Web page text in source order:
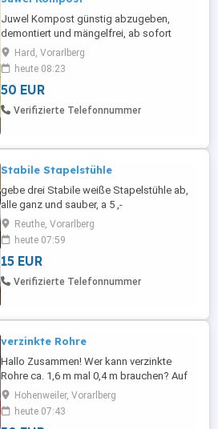
Juwel Kompost günstig abzugeben,
demontiert und mängelfrei, ab sofort
verfügbar, Abholung in Hard - 50,-
alternativ: 40 + Flasche Sekt oder 2
Packung Gummibärchen
Hard, Vorarlberg
heute 08:23
50 EUR
Verifizierte Telefonnummer
Stabile Stapelstühle
gebe drei Stabile weiße Stapelstühle ab,
alle ganz und sauber, a 5 ,-
Reuthe, Vorarlberg
heute 07:59
15 EUR
Verifizierte Telefonnummer
verzinkte Rohre
Hallo Zusammen! Wer kann verzinkte
Rohre ca. 1,6 m mal 0,4 m brauchen? Auf
einer Seite hat es einen Stahlring. Die
Rohre können zusammengesteckt werden
& haben 42 bis 50 cm im Durchmesser.
Hohenweiler, Vorarlberg
heute 07:43